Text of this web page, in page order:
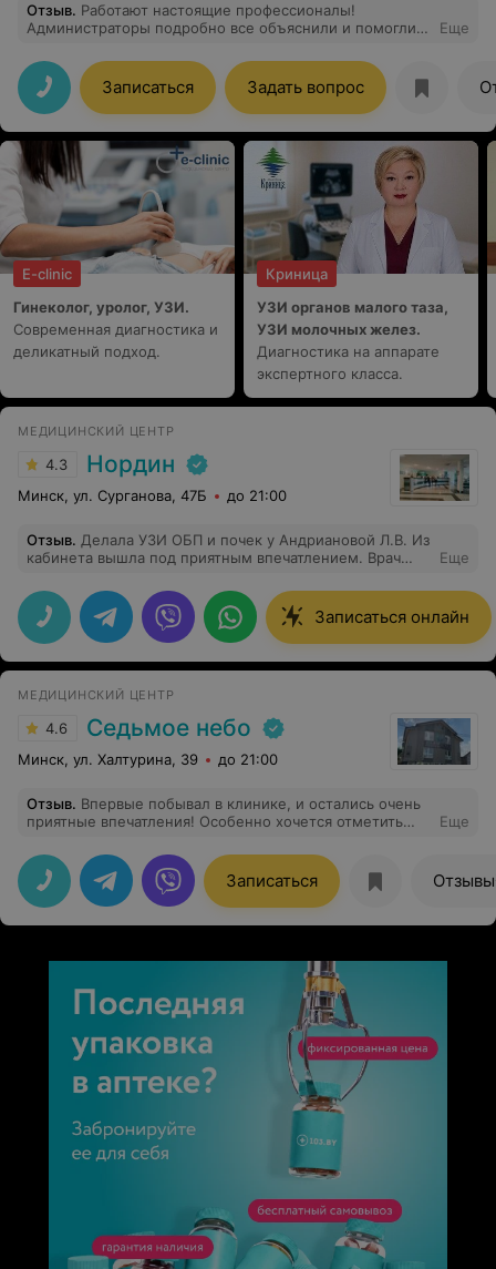
Отзыв. Работают настоящие профессионалы!
Администраторы подробно все объяснили и помогли с
быстро и безболезненно взяла кровь. И как бонус -
горячий шоколад!
Еще
Записаться Задать вопрос
E-clinic
Гинеколог, уролог, УЗИ.
Современная диагностика и
деликатный подход.
Криница
УЗИ органов малого таза,
УЗИ молочных желез.
Диагностика на аппарате
экспертного класса.
МЕДИЦИНСКИЙ ЦЕНТР
4.3 Нордин
Минск, ул. Сурганова, 47Б до 21:00
Отзыв. Делала УЗИ ОБП и почек у Андриановой Л.В. Из
кабинета вышла под приятным впечатлением. Врач
изложил. Понравилось, что врач не просто делал свою
работу,а также спокойно отвечал на мои вопросы.
Желаю Вам благодарных клиентов. Однозначно буду
посещать Ваш центр.
Еще
Записаться онлайн
МЕДИЦИНСКИЙ ЦЕНТР
4.6 Седьмое небо
Минск, ул. Халтурина, 39 до 21:00
Отзыв. Впервые побывал в клинике, и остались очень
приятные впечатления! Особенно хочется отметить
приятный человек! Спасибо вам!
Еще
Записаться Отзывы